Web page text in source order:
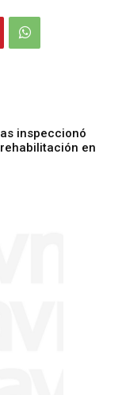
inspeccionó
en